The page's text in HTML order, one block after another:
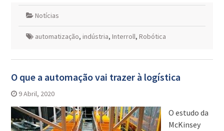
Notícias
automatização, indústria, Interroll, Robótica
O que a automação vai trazer à logística
9 Abril, 2020
O estudo da
McKinsey